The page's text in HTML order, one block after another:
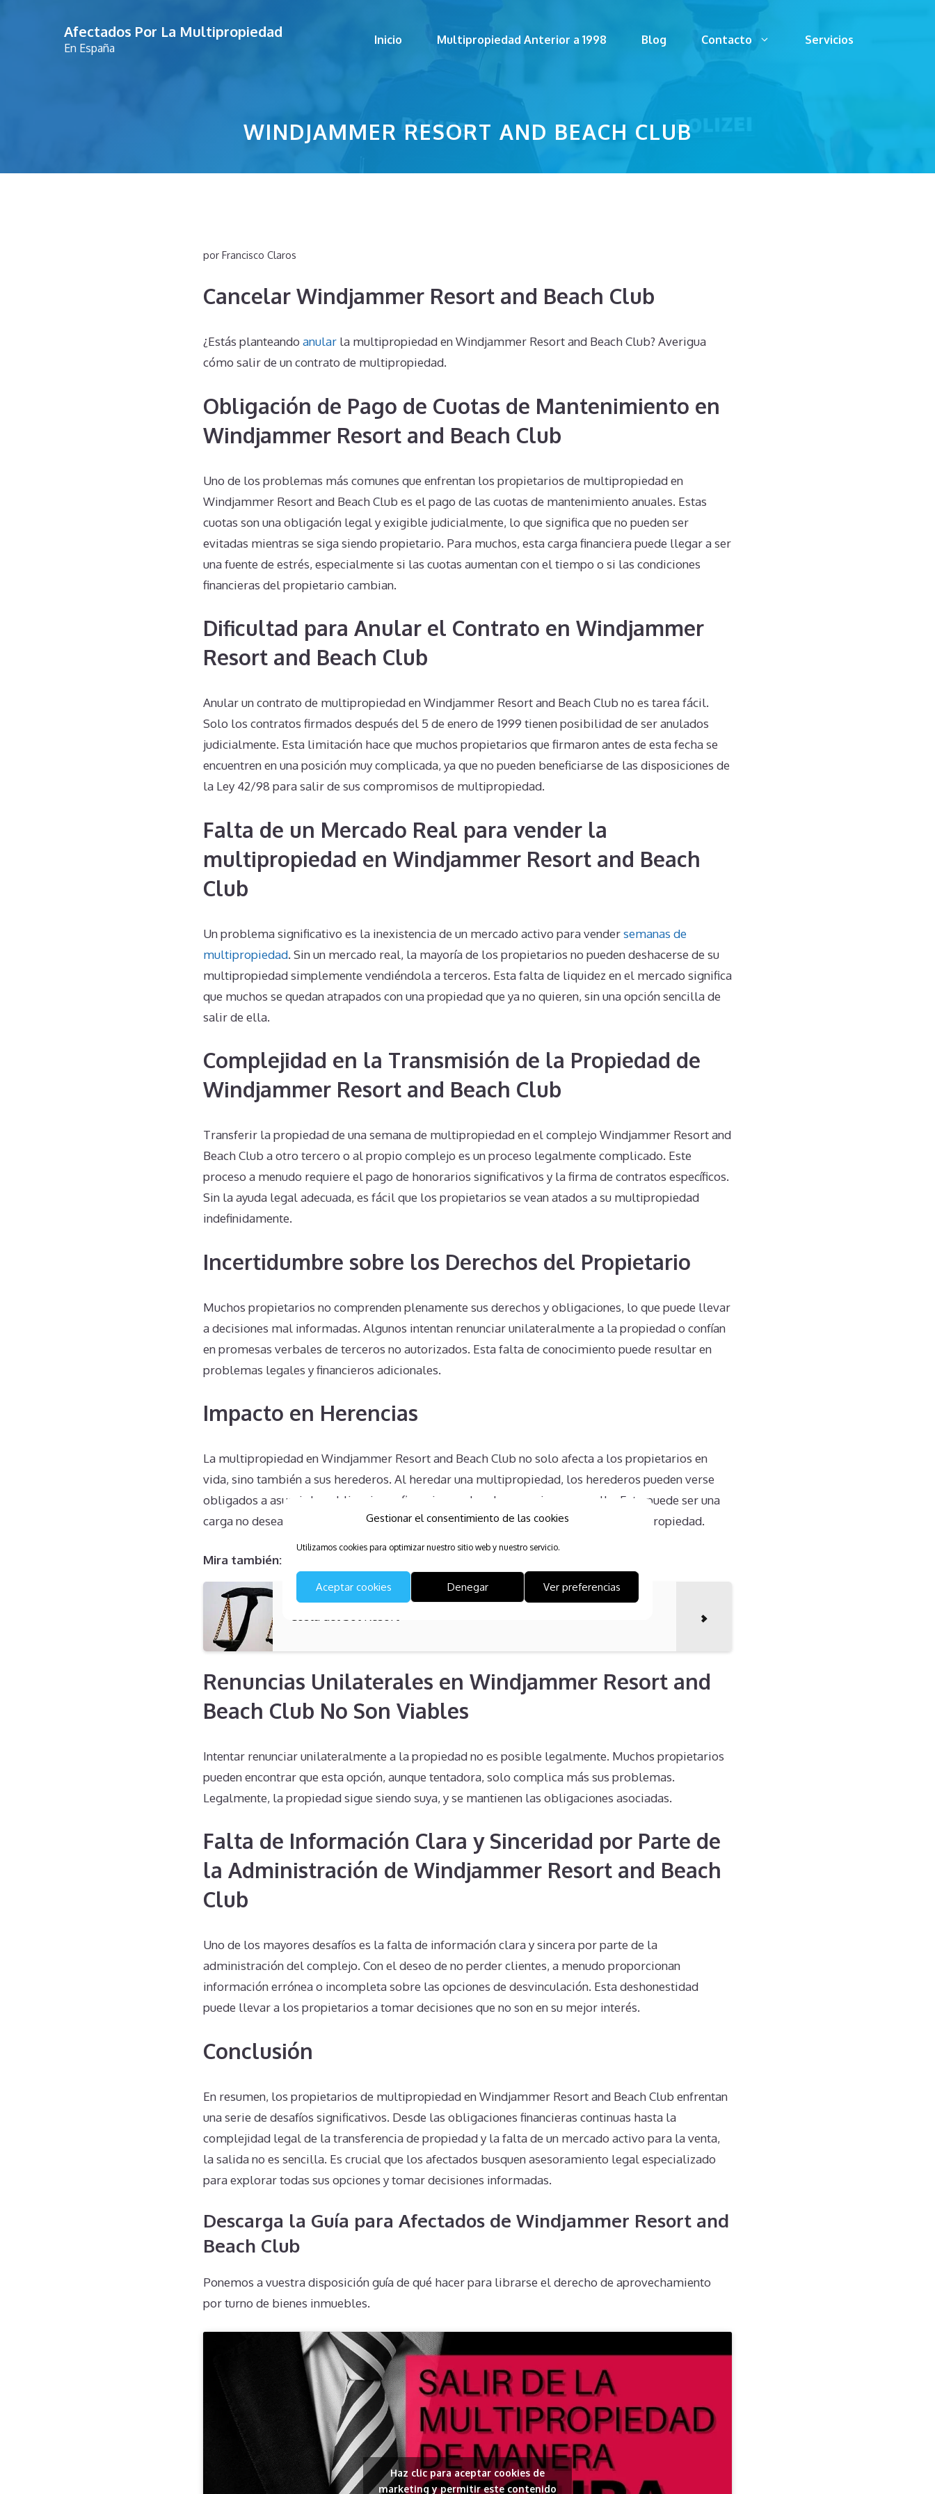
Gestionar el consentimiento de las cookies
Utilizamos cookies para optimizar nuestro sitio web y nuestro servicio.
Aceptar cookies Denegar Ver preferencias
Afectados Por La Multipropiedad
En España
Inicio Multipropiedad Anterior a 1998 Blog Contacto Servicios
WINDJAMMER RESORT AND BEACH CLUB
por Francisco Claros
Cancelar Windjammer Resort and Beach Club
¿Estás planteando anular la multipropiedad en Windjammer Resort and Beach Club? Averigua
cómo salir de un contrato de multipropiedad.
Obligación de Pago de Cuotas de Mantenimiento en
Windjammer Resort and Beach Club
Uno de los problemas más comunes que enfrentan los propietarios de multipropiedad en
Windjammer Resort and Beach Club es el pago de las cuotas de mantenimiento anuales. Estas
cuotas son una obligación legal y exigible judicialmente, lo que significa que no pueden ser
evitadas mientras se siga siendo propietario. Para muchos, esta carga financiera puede llegar a ser
una fuente de estrés, especialmente si las cuotas aumentan con el tiempo o si las condiciones
financieras del propietario cambian.
Dificultad para Anular el Contrato en Windjammer
Resort and Beach Club
Anular un contrato de multipropiedad en Windjammer Resort and Beach Club no es tarea fácil.
Solo los contratos firmados después del 5 de enero de 1999 tienen posibilidad de ser anulados
judicialmente. Esta limitación hace que muchos propietarios que firmaron antes de esta fecha se
encuentren en una posición muy complicada, ya que no pueden beneficiarse de las disposiciones de
la Ley 42/98 para salir de sus compromisos de multipropiedad.
Falta de un Mercado Real para vender la
multipropiedad en Windjammer Resort and Beach
Club
Un problema significativo es la inexistencia de un mercado activo para vendersemanas de
multipropiedad. Sin un mercado real, la mayoría de los propietarios no pueden deshacerse de su
multipropiedad simplemente vendiéndola a terceros. Esta falta de liquidez en el mercado significa
que muchos se quedan atrapados con una propiedad que ya no quieren, sin una opción sencilla de
salir de ella.
Complejidad en la Transmisión de la Propiedad de
Windjammer Resort and Beach Club
Transferir la propiedad de una semana de multipropiedad en el complejo Windjammer Resort and
Beach Club a otro tercero o al propio complejo es un proceso legalmente complicado. Este
proceso a menudo requiere el pago de honorarios significativos y la firma de contratos específicos.
Sin la ayuda legal adecuada, es fácil que los propietarios se vean atados a su multipropiedad
indefinidamente.
Incertidumbre sobre los Derechos del Propietario
Muchos propietarios no comprenden plenamente sus derechos y obligaciones, lo que puede llevar
a decisiones mal informadas. Algunos intentan renunciar unilateralmente a la propiedad o confían
en promesas verbales de terceros no autorizados. Esta falta de conocimiento puede resultar en
problemas legales y financieros adicionales.
Impacto en Herencias
La multipropiedad en Windjammer Resort and Beach Club no solo afecta a los propietarios en
vida, sino también a sus herederos. Al heredar una multipropiedad, los herederos pueden verse
obligados a asumir las obligaciones financieras y legales que vienen con ella. Esto puede ser una
carga no deseada, especialmente si los herederos no tienen interés en mantener la propiedad.
Mira también:
Costa del Sol Resort
Renuncias Unilaterales en Windjammer Resort and
Beach Club No Son Viables
Intentar renunciar unilateralmente a la propiedad no es posible legalmente. Muchos propietarios
pueden encontrar que esta opción, aunque tentadora, solo complica más sus problemas.
Legalmente, la propiedad sigue siendo suya, y se mantienen las obligaciones asociadas.
Falta de Información Clara y Sinceridad por Parte de
la Administración de Windjammer Resort and Beach
Club
Uno de los mayores desafíos es la falta de información clara y sincera por parte de la
administración del complejo. Con el deseo de no perder clientes, a menudo proporcionan
información errónea o incompleta sobre las opciones de desvinculación. Esta deshonestidad
puede llevar a los propietarios a tomar decisiones que no son en su mejor interés.
Conclusión
En resumen, los propietarios de multipropiedad en Windjammer Resort and Beach Club enfrentan
una serie de desafíos significativos. Desde las obligaciones financieras continuas hasta la
complejidad legal de la transferencia de propiedad y la falta de un mercado activo para la venta,
la salida no es sencilla. Es crucial que los afectados busquen asesoramiento legal especializado
para explorar todas sus opciones y tomar decisiones informadas.
Descarga la Guía para Afectados de Windjammer Resort and
Beach Club
Ponemos a vuestra disposición guía de qué hacer para librarse el derecho de aprovechamiento
por turno de bienes inmuebles.
Haz clic para aceptar cookies de
marketing y permitir este contenido